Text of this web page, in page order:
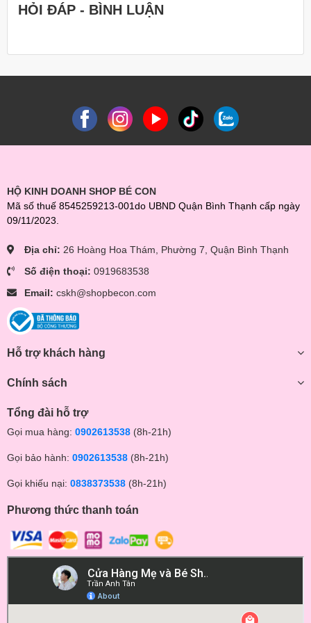
HỎI ĐÁP - BÌNH LUẬN
HỘ KINH DOANH SHOP BÉ CON
Mã số thuế 8545259213-001do UBND Quận Bình Thạnh cấp ngày
09/11/2023.
Địa chỉ: 26 Hoàng Hoa Thám, Phường 7, Quận Bình Thạnh
Số điện thoại: 0919683538
Email: cskh@shopbecon.com
Hỗ trợ khách hàng
Chính sách
Tổng đài hỗ trợ
Gọi mua hàng: 0902613538 (8h-21h)
Gọi bảo hành: 0902613538 (8h-21h)
Gọi khiếu nại: 0838373538 (8h-21h)
Phương thức thanh toán